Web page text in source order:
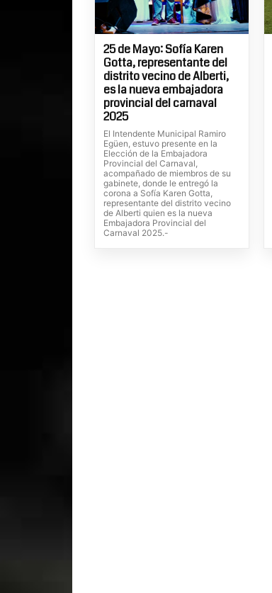
25 de Mayo: Sofía Karen
Gotta, representante del
distrito vecino de Alberti,
es la nueva embajadora
provincial del carnaval
2025
El Intendente Municipal Ramiro
Egüen, estuvo presente en la
Elección de la Embajadora
Provincial del Carnaval,
acompañado de miembros de su
gabinete, donde le entregó la
corona a Sofía Karen Gotta,
representante del distrito vecino
de Alberti quien es la nueva
Embajadora Provincial del
Carnaval 2025.-